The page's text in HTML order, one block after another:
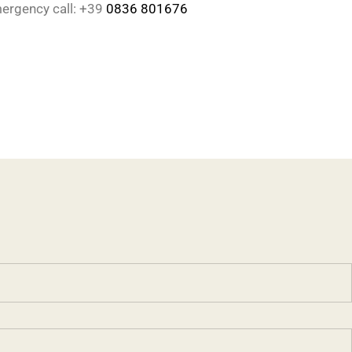
call: +39 0836 801676